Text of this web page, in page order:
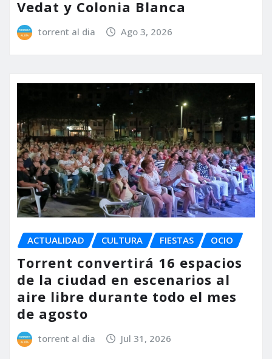
Vedat y Colonia Blanca
torrent al dia Ago 3, 2026
ACTUALIDAD CULTURA FIESTAS OCIO
Torrent convertirá 16 espacios
de la ciudad en escenarios al
aire libre durante todo el mes
de agosto
torrent al dia Jul 31, 2026